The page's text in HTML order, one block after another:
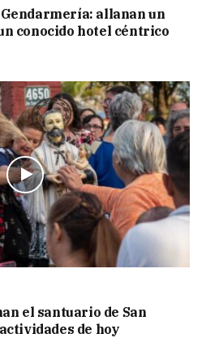
allanan un
conocido hotel céntrico
el santuario de San
de hoy